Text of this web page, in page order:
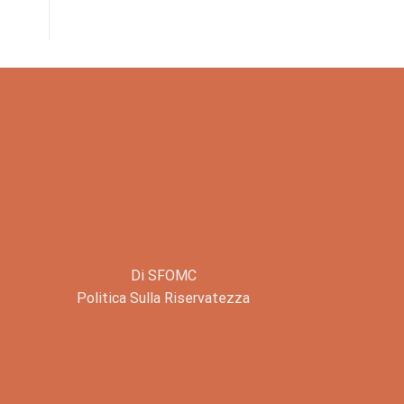
Di SFOMC
Politica Sulla Riservatezza